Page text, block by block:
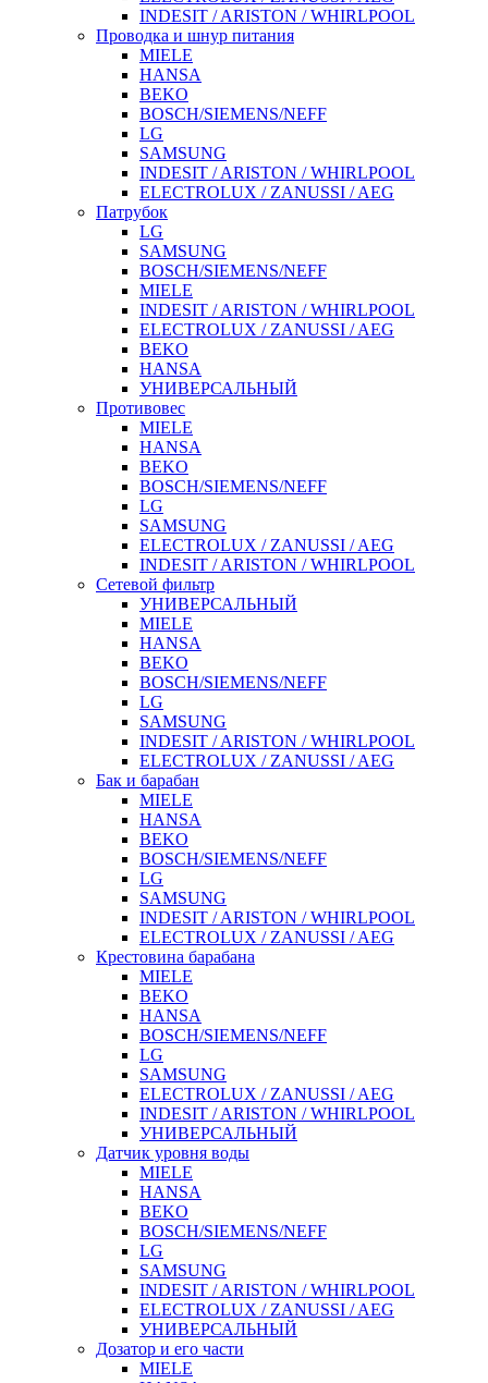
INDESIT / ARISTON / WHIRLPOOL
Проводка и шнур питания
MIELE
HANSA
BEKO
BOSCH/SIEMENS/NEFF
LG
SAMSUNG
INDESIT / ARISTON / WHIRLPOOL
ELECTROLUX / ZANUSSI / AEG
Патрубок
LG
SAMSUNG
BOSCH/SIEMENS/NEFF
MIELE
INDESIT / ARISTON / WHIRLPOOL
ELECTROLUX / ZANUSSI / AEG
BEKO
HANSA
УНИВЕРСАЛЬНЫЙ
Противовес
MIELE
HANSA
BEKO
BOSCH/SIEMENS/NEFF
LG
SAMSUNG
ELECTROLUX / ZANUSSI / AEG
INDESIT / ARISTON / WHIRLPOOL
Сетевой фильтр
УНИВЕРСАЛЬНЫЙ
MIELE
HANSA
BEKO
BOSCH/SIEMENS/NEFF
LG
SAMSUNG
INDESIT / ARISTON / WHIRLPOOL
ELECTROLUX / ZANUSSI / AEG
Бак и барабан
MIELE
HANSA
BEKO
BOSCH/SIEMENS/NEFF
LG
SAMSUNG
INDESIT / ARISTON / WHIRLPOOL
ELECTROLUX / ZANUSSI / AEG
Крестовина барабана
MIELE
BEKO
HANSA
BOSCH/SIEMENS/NEFF
LG
SAMSUNG
ELECTROLUX / ZANUSSI / AEG
INDESIT / ARISTON / WHIRLPOOL
УНИВЕРСАЛЬНЫЙ
Датчик уровня воды
MIELE
HANSA
BEKO
BOSCH/SIEMENS/NEFF
LG
SAMSUNG
INDESIT / ARISTON / WHIRLPOOL
ELECTROLUX / ZANUSSI / AEG
УНИВЕРСАЛЬНЫЙ
Дозатор и его части
MIELE